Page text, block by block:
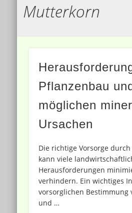
Mutterkorn
Pflanzenbau
möglichen
Ursachen
Die richtige Vorsorge
kann viele
Herausforderungen
verhindern. Ein wichtiges
vorsorglichen Bestimmung
und …